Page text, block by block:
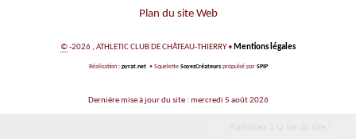
Plan du site Web
©-2026 , ATHLETIC CLUB DE CHÂTEAU-THIERRY• Mentions légales
Réalisation : pyrat.net •Squelette SoyezCréateurspropulsé par SPIP
Dernière mise à jour du site : mercredi 5 août 2026
Participez à la vie du site !